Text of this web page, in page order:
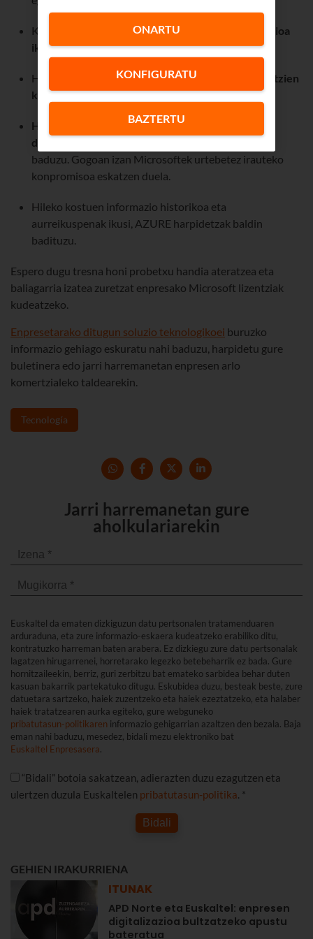
Kontratatutako harpidetza-mota bakoitzaren
prezioa
ikusi.
Harpidetza-mota bakoitzeankontratatutako lizentzien
kopurua handitu.
Harpidetza automatikoki berritzeko aukera
desaktibatu
baduzu. Gogoan izan Microsoftek urtebetez irauteko
konpromisoa eskatzen duela.
Hileko kostuen informazio historikoa eta
aurreikuspenak ikusi, AZURE harpidetzak baldin
badituzu.
Espero dugu tresna honi probetxu handia ateratzea eta
baliagarria izatea zuretzat enpresako Microsoft lizentziak
kudeatzeko.
Enpresetarako ditugun soluzio teknologikoei buruzko
informazio gehiago eskuratu nahi baduzu, harpidetu gure
buletinera edo jarri harremanetan enpresen arlo
komertzialeko taldearekin.
Tecnología
Jarri harremanetan gure
aholkulariarekin
Euskaltel da ematen dizkiguzun datu pertsonalen tratamenduaren
arduraduna, eta zure informazio-eskaera kudeatzeko erabiliko ditu,
kontratuzko harreman baten arabera. Ez dizkiegu zure datu pertsonalak
lagatzen hirugarrenei, horretarako legezko betebeharrik ez bada. Gure
hornitzaileekin, berriz, guri zerbitzu bat emateko sarbidea behar duten
kasuan bakarrik partekatuko ditugu. Eskubidea duzu, besteak beste, zure
datuetara sartzeko, haiek zuzentzeko eta haiek ezeztatzeko, eta halaber
haiek tratatzearen aurka egiteko, gure webguneko
pribatutasun-politikaren informazio gehigarrian azaltzen den bezala. Baja
eman nahi baduzu, mesedez, bidali mezu elektroniko bat
Euskaltel Enpresasera.
“Bidali” botoia sakatzean, adierazten duzu ezagutzen eta
ulertzen duzula Euskaltelen pribatutasun-politika. *
Bidali
GEHIEN IRAKURRIENA
ITUNAK
APD Norte eta Euskaltel: enpresen
digitalizazioa bultzatzeko apustu
bateratua
KONFIGURATU
BAZTERTU
ONARTU